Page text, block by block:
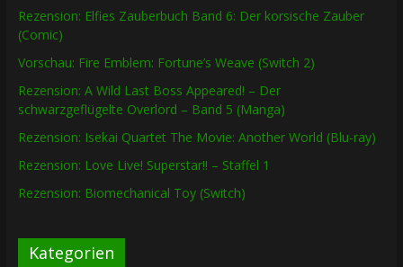
Rezension: Elfies Zauberbuch Band 6: Der korsische Zauber
(Comic)
Vorschau: Fire Emblem: Fortune’s Weave (Switch 2)
Rezension: A Wild Last Boss Appeared! – Der
schwarzgeflügelte Overlord – Band 5 (Manga)
Rezension: Isekai Quartet The Movie: Another World (Blu-ray)
Rezension: Love Live! Superstar!! – Staffel 1
Rezension: Biomechanical Toy (Switch)
Kategorien